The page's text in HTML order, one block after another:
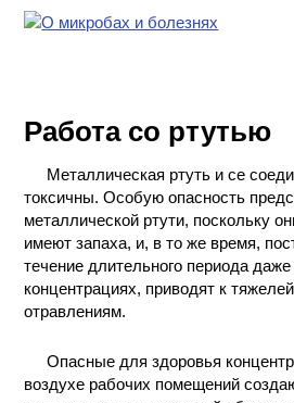
ХИМИЧЕСКАЯ
ВРЕДНЫЕ
ФАКТОРЫ
МЕТОДЫ
ПРАКТИЧЕСКОЙ
ХИМИЯ НА
Работа со ртутью
Металлическая ртуть и се
токсичны. Особую опасность
металлической ртути, поскольку
имеют запаха, и, в то же время,
течение длительного периода
концентрациях, приводят к
отравлениям.
Опасные для здоровья
воздухе рабочих помещений